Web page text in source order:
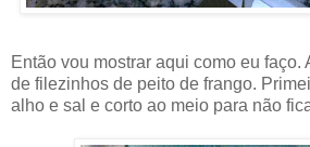
Então vou mostrar aqui como eu faço.
de filezinhos de peito de frango.
alho e sal e corto ao meio para não